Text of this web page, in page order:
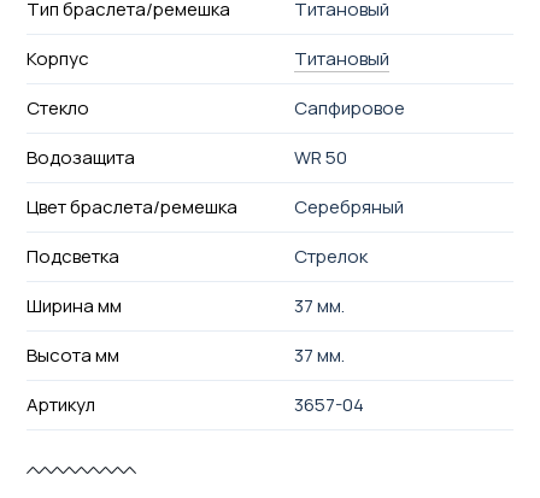
Тип браслета/ремешка
Титановый
Корпус
Титановый
Стекло
Сапфировое
Водозащита
WR 50
Цвет браслета/ремешка
Серебряный
Подсветка
Стрелок
Ширина мм
37 мм.
Высота мм
37 мм.
Артикул
3657-04